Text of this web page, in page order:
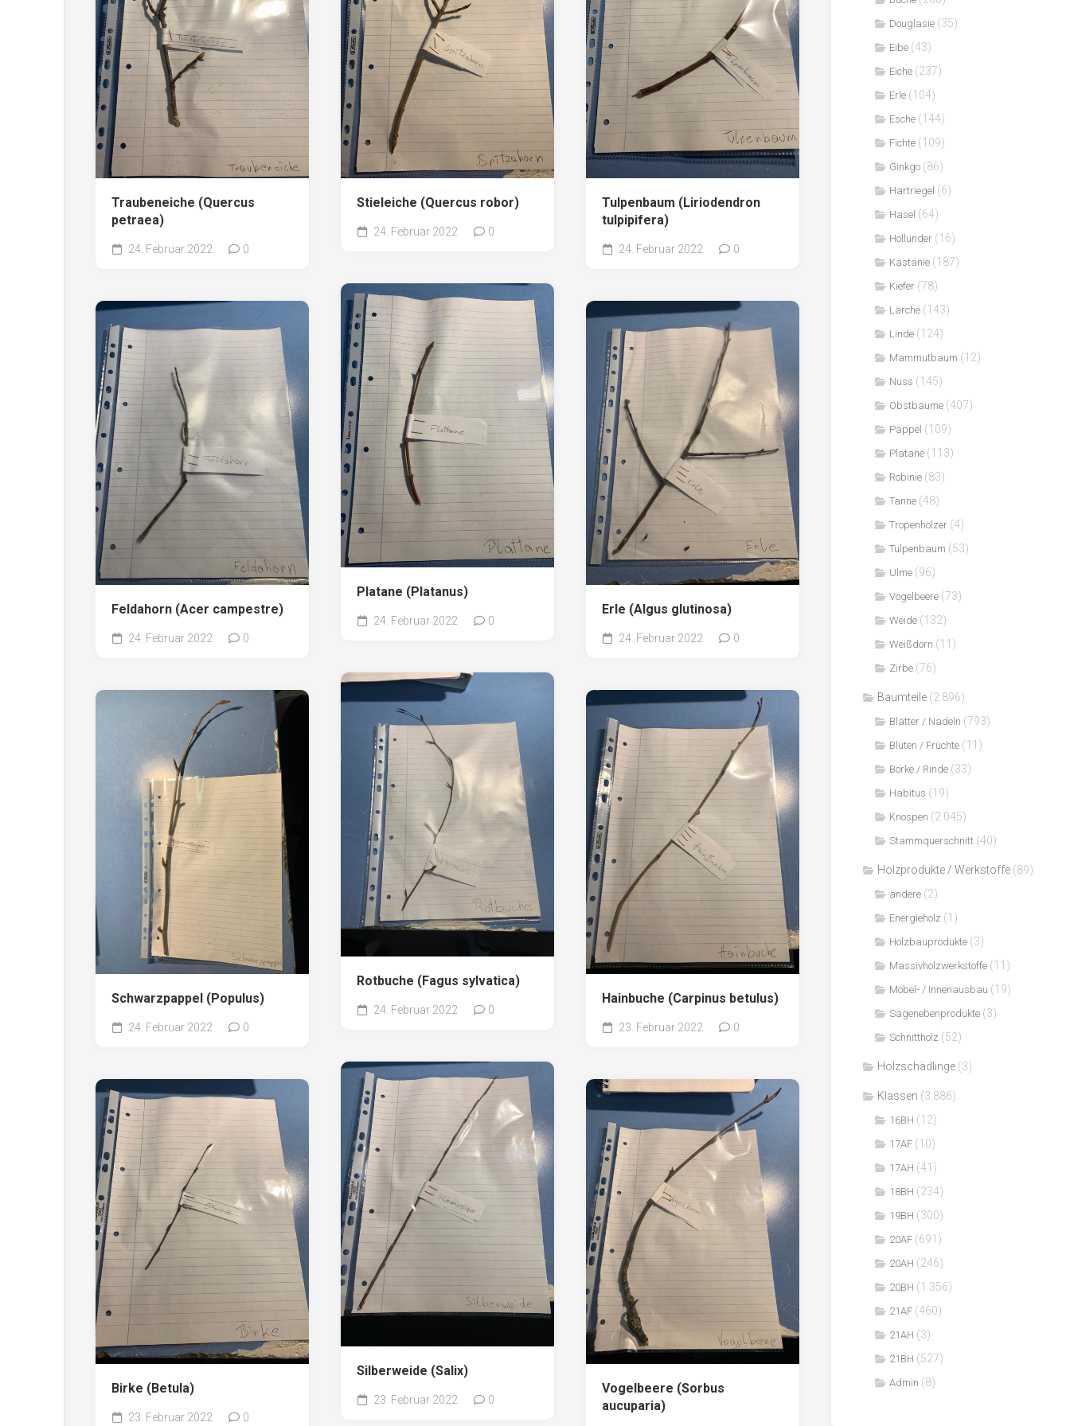
Robinie
Tanne
Tulpenbaum
Ulme
Vogelbeere
Traubeneiche (Quercus
petraea)
24. Februar 2022 0
Stieleiche (Quercus robor)
24. Februar 2022 0
Tulpenbaum (Liriodendron
tulpipifera)
24. Februar 2022 0
Platane (Platanus)
24. Februar 2022 0
Feldahorn (Acer campestre)
24. Februar 2022 0
Erle (Algus glutinosa)
24. Februar 2022 0
Rotbuche (Fagus sylvatica)
24. Februar 2022 0
Schwarzpappel (Populus)
24. Februar 2022 0
Hainbuche (Carpinus betulus)
23. Februar 2022 0
Silberweide (Salix)
23. Februar 2022 0
Birke (Betula)
23. Februar 2022 0
Vogelbeere (Sorbus
aucuparia)
Douglasie (35)
Eibe (43)
Eiche (237)
Erle (104)
Esche (144)
Fichte (109)
Ginkgo (86)
Hartriegel (6)
Hasel (64)
Hollunder (16)
Kastanie (187)
Kiefer (78)
Lärche (143)
Linde (124)
Mammutbaum (12)
Nuss (145)
Obstbäume (407)
Pappel (109)
Platane (113)
Robinie (83)
Tanne (48)
Tropenhölzer (4)
Tulpenbaum (53)
Ulme (96)
Vogelbeere (73)
Weide (132)
Weißdorn (11)
Zirbe (76)
Baumteile (2.896)
Blätter / Nadeln (793)
Blüten / Früchte (11)
Borke / Rinde (33)
Habitus (19)
Knospen (2.045)
Stammquerschnitt (40)
Holzprodukte / Werkstoffe (89)
andere (2)
Energieholz (1)
Holzbauprodukte (3)
Massivholzwerkstoffe (11)
Möbel- / Innenausbau (19)
Sägenebenprodukte (3)
Schnittholz (52)
Holzschädlinge (3)
Klassen (3.886)
16BH (12)
17AF (10)
17AH (41)
18BH (234)
19BH (300)
20AF (691)
20AH (246)
20BH (1.356)
21AF (460)
21AH (3)
21BH (527)
Admin (8)